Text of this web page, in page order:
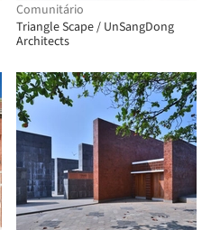
Comunitário
Triangle Scape / UnSangDong
Architects